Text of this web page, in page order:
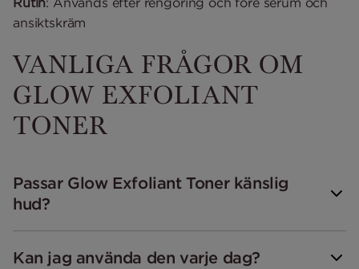
ansiktskräm
VANLIGA FRÅGOR OM
GLOW EXFOLIANT
TONER
Passar Glow Exfoliant Toner känslig
hud?
Kan jag använda den varje dag?